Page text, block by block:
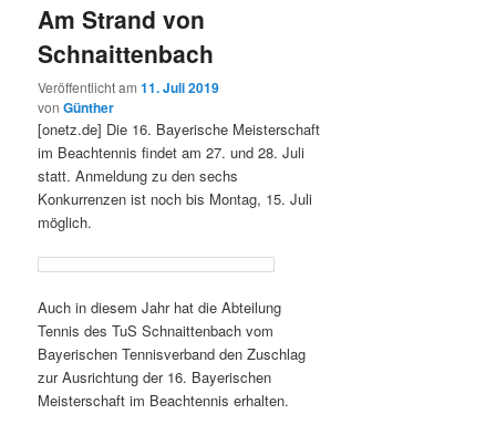
Am Strand von
Schnaittenbach
Veröffentlicht am11. Juli 2019
vonGünther
[onetz.de] Die 16. Bayerische Meisterschaft
im Beachtennis findet am 27. und 28. Juli
statt. Anmeldung zu den sechs
Konkurrenzen ist noch bis Montag, 15. Juli
möglich.
Auch in diesem Jahr hat die Abteilung
Tennis des TuS Schnaittenbach vom
Bayerischen Tennisverband den Zuschlag
zur Ausrichtung der 16. Bayerischen
Meisterschaft im Beachtennis erhalten.